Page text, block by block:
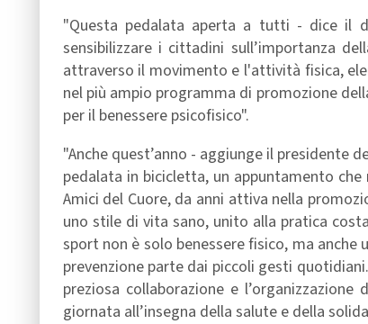
"Questa pedalata aperta a tutti - dice il
sensibilizzare i cittadini sull’importanza
attraverso il movimento e l'attività fisica,
nel più ampio programma di promozione
per il benessere psicofisico".
"Anche quest’anno - aggiunge il presidente
pedalata in bicicletta, un appuntamento
Amici del Cuore, da anni attiva nella
uno stile di vita sano, unito alla pratica
sport non è solo benessere fisico, ma
prevenzione parte dai piccoli gesti
preziosa collaborazione e
giornata all’insegna della salute e della